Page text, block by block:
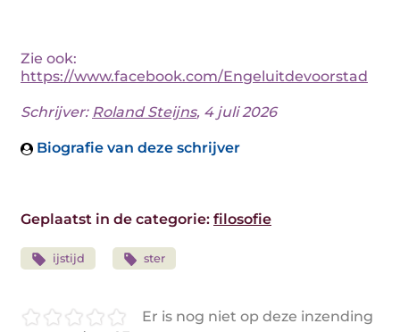
Zie ook:
https://www.facebook.com/Engeluitdevoorstad
Schrijver: Roland Steijns, 4 juli 2026
Biografie van deze schrijver
Geplaatst in de categorie: filosofie
ijstijd ster
Er is nog niet op deze inzending